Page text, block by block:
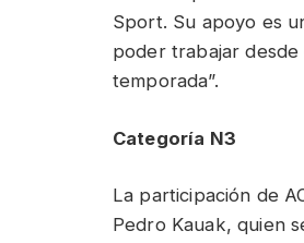
Sport. Su apoyo es
poder trabajar
temporada”.
Categoría N3
La participación de
Pedro Kauak, quien